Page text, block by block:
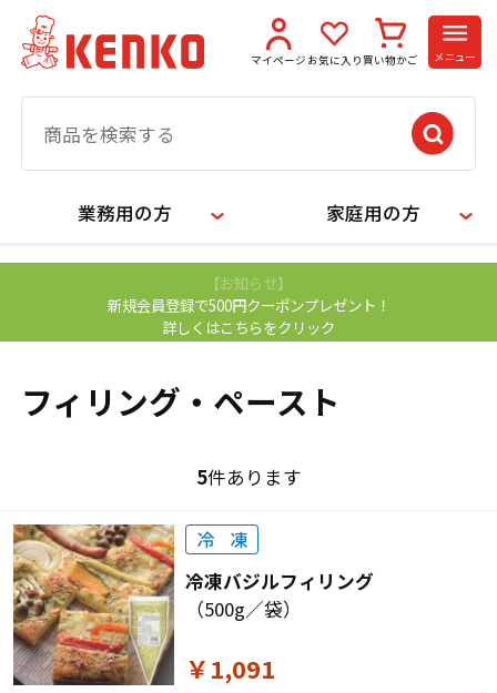
マイページ お気に入り 買い物かご メニュー
業務用の方 家庭用の方
【お知らせ】
新規会員登録で500円クーポンプレゼント！
詳しくはこちらをクリック
フィリング・ペースト
5件あります
冷凍バジルフィリング
（500g／袋）
￥1,091